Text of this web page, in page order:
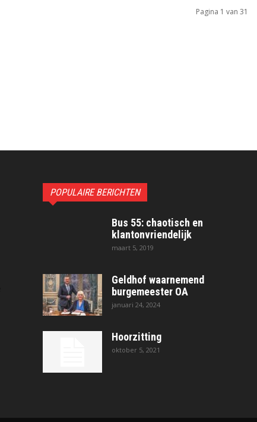
Pagina 1 van 31
POPULAIRE BERICHTEN
Bus 55: chaotisch en
klantonvriendelijk
maart 5, 2019
Geldhof waarnemend
burgemeester OA
januari 24, 2024
Hoorzitting
oktober 5, 2021